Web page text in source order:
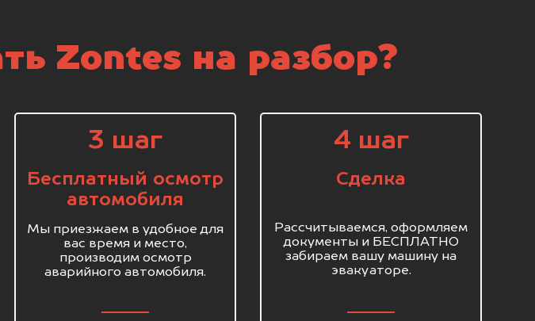
Zontes на разбор?
3 шаг
Бесплатный осмотр
автомобиля
Мы приезжаем в удобное для
вас время и место,
производим осмотр
аварийного автомобиля.
4 шаг
Сделка
Рассчитываемся, оформляем
документы и БЕСПЛАТНО
забираем вашу машину на
эвакуаторе.